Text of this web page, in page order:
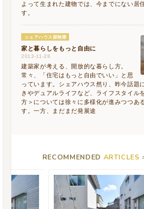
よって生まれた建物では、今までにない居
す。
シェアハウス探検隊
家と暮らしをもっと自由に
2013-11-28
建築家が考える、開放的な暮らし方。
常々、「住宅はもっと自由でいい」と思
っています。シェアハウス然り、昨今話題
きやデュアルライフなど、ライフスタイル
方＞については徐々に多様化が進みつつあ
す。一方、まだまだ発展途
RECOMMENDED ARTICLES